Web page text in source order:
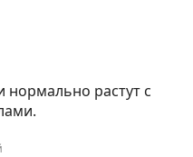
нормально растут с